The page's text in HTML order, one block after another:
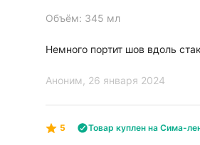
Объём: 345 мл
Немного портит шов вдоль
Аноним , 26 января 2024
5 Товар куплен на Сима-